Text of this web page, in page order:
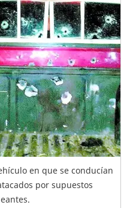
en que se conducían
por supuestos